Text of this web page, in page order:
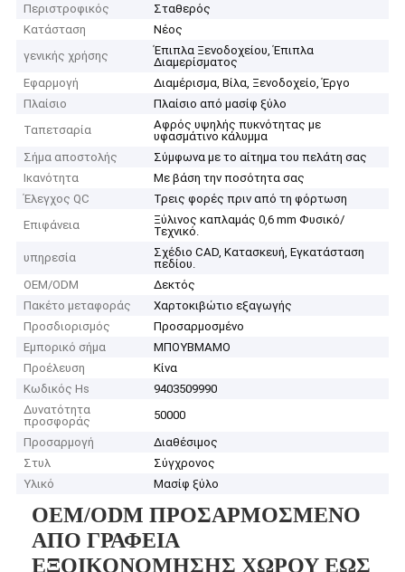
Περιστροφικός
Σταθερός
Κατάσταση
Νέος
γενικής χρήσης
Έπιπλα Ξενοδοχείου, Έπιπλα
Διαμερίσματος
Εφαρμογή
Διαμέρισμα, Βίλα, Ξενοδοχείο, Έργο
Πλαίσιο
Πλαίσιο από μασίφ ξύλο
Ταπετσαρία
Αφρός υψηλής πυκνότητας με
υφασμάτινο κάλυμμα
Σήμα αποστολής
Σύμφωνα με το αίτημα του πελάτη σας
Ικανότητα
Με βάση την ποσότητα σας
Έλεγχος QC
Τρεις φορές πριν από τη φόρτωση
Επιφάνεια
Ξύλινος καπλαμάς 0,6 mm Φυσικό/
Τεχνικό.
υπηρεσία
Σχέδιο CAD, Κατασκευή, Εγκατάσταση
πεδίου.
OEM/ODM
Δεκτός
Πακέτο μεταφοράς
Χαρτοκιβώτιο εξαγωγής
Προσδιορισμός
Προσαρμοσμένο
Εμπορικό σήμα
ΜΠΟΥΒΜΑΜΟ
Προέλευση
Κίνα
Κωδικός Hs
9403509990
Δυνατότητα
προσφοράς
50000
Προσαρμογή
Διαθέσιμος
Στυλ
Σύγχρονος
Υλικό
Μασίφ ξύλο
OEM/ODM ΠΡΟΣΑΡΜΟΣΜΕΝΟ
ΑΠΟ ΓΡΑΦΕΙΑ
ΕΞΟΙΚΟΝΟΜΗΣΗΣ ΧΩΡΟΥ ΕΩΣ